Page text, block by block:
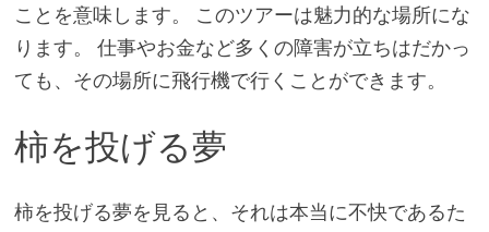
ことを意味します。 このツアーは魅力的な場所にな
ります。 仕事やお金など多くの障害が立ちはだかっ
ても、その場所に飛行機で行くことができます。
柿を投げる夢
柿を投げる夢を見ると、それは本当に不快であるた